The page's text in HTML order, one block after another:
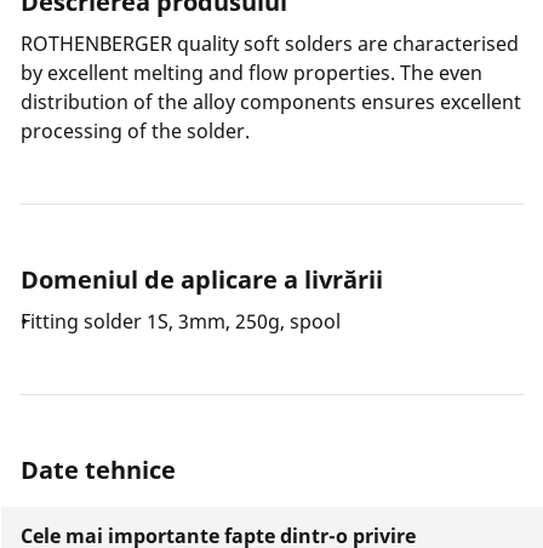
ROTHENBERGER quality soft solders are characterised
by excellent melting and flow properties. The even
distribution of the alloy components ensures excellent
processing of the solder.
Domeniul de aplicare a livrării
Fitting solder 1S, 3mm, 250g, spool
Date tehnice
Cele mai importante fapte dintr-o privire